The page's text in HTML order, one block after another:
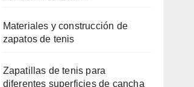
Materiales y construcción de
zapatos de tenis
Zapatillas de tenis para
diferentes superficies de cancha